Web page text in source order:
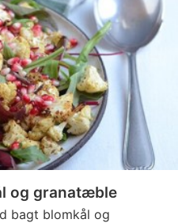
og granatæble
bagt blomkål og